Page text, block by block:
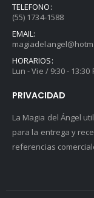
TELEFONO:
(55) 1734-1588
EMAIL:
HORARIOS:
Lun - Vie / 9:30 - 13:30
PRIVACIDAD
La Magia del Ángel
para la entrega y
referencias